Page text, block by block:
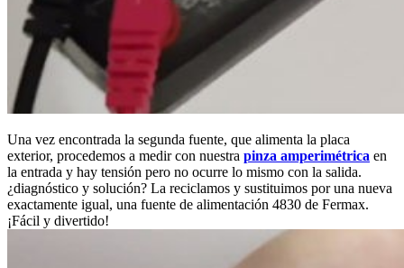
Una vez encontrada la segunda fuente, que alimenta la placa
exterior, procedemos a medir con nuestra pinza amperimétrica en
la entrada y hay tensión pero no ocurre lo mismo con la salida.
¿diagnóstico y solución? La reciclamos y sustituimos por una nueva
exactamente igual, una fuente de alimentación 4830 de Fermax.
¡Fácil y divertido!